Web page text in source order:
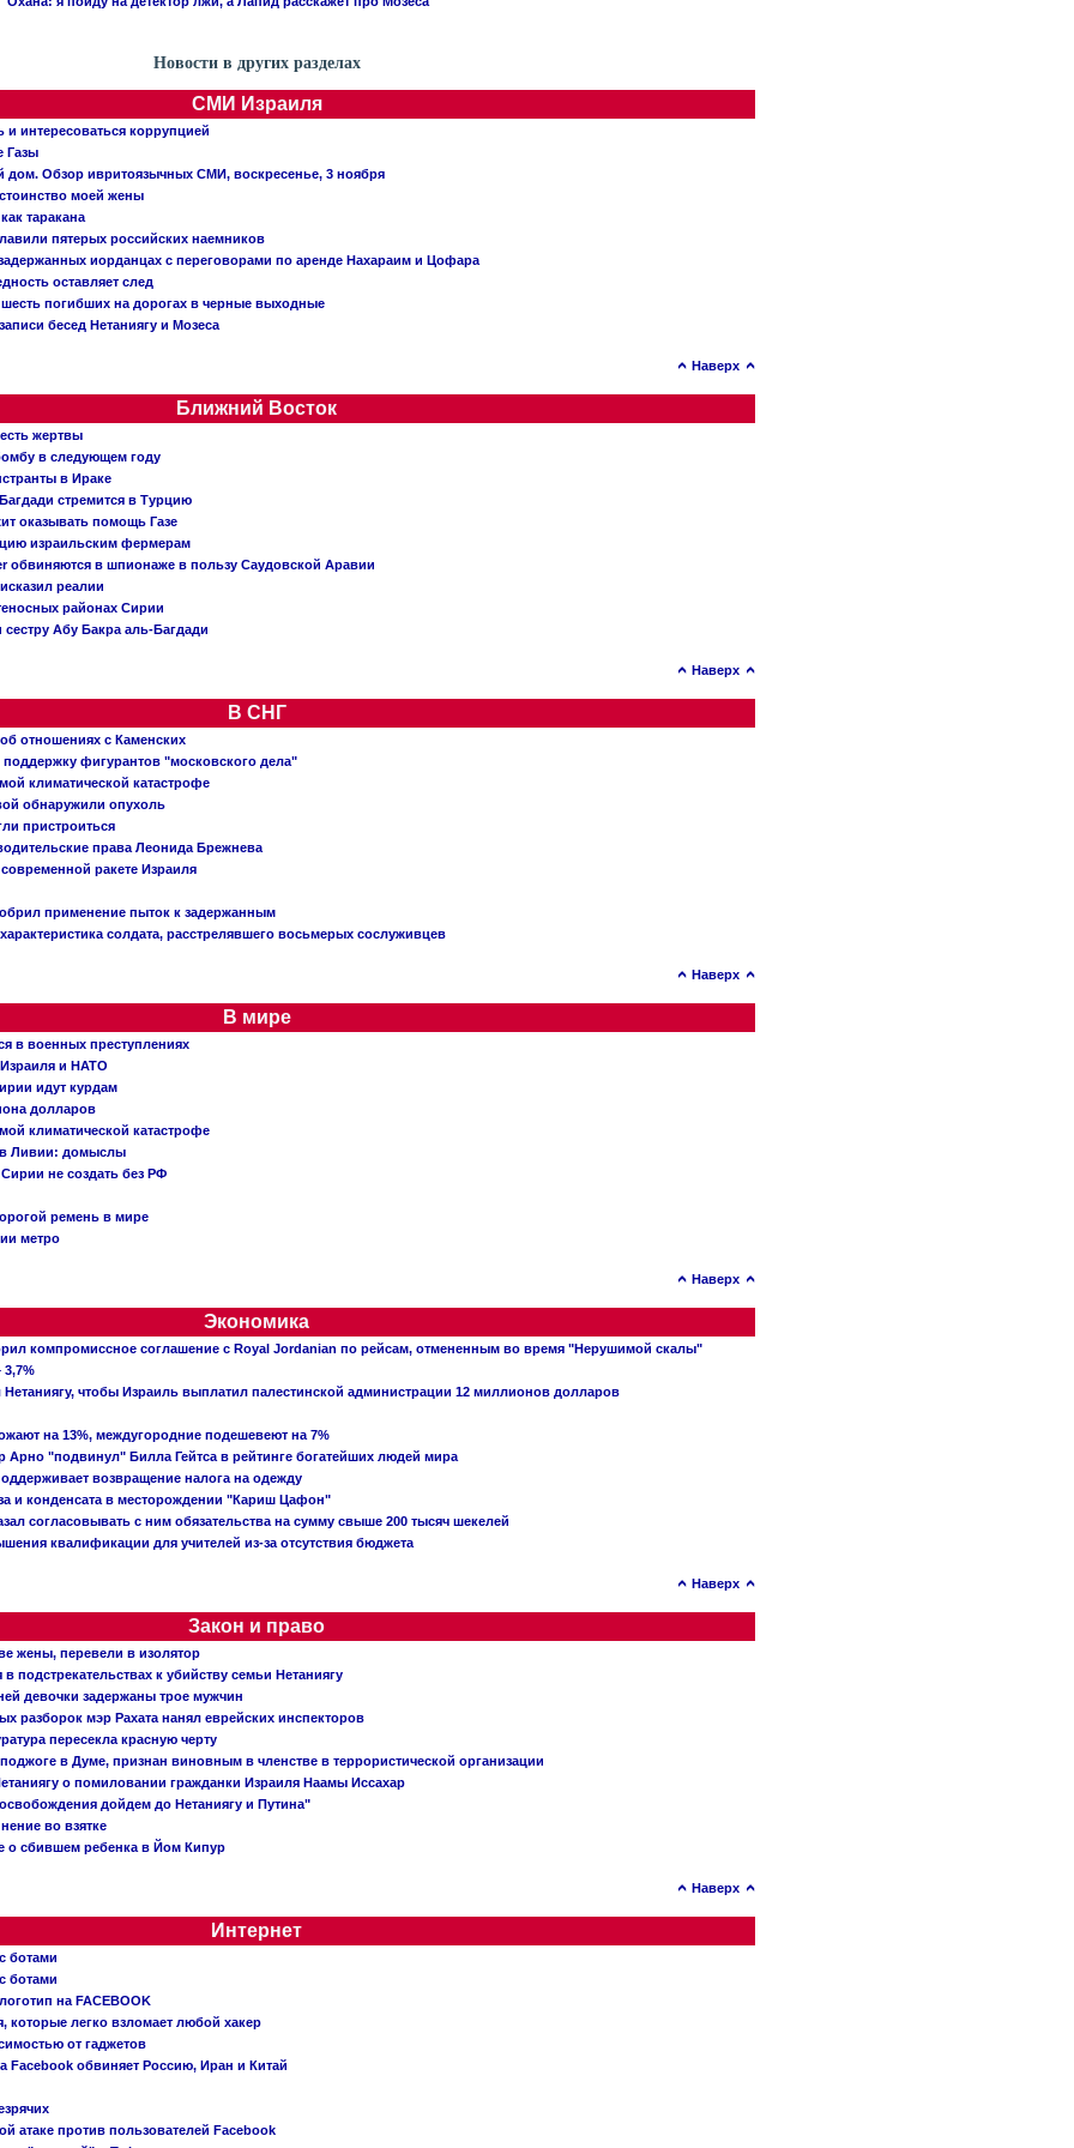
Новости в других разделах
СМИ Израиля
интересоваться коррупцией
Газы
дом. Обзор ивритоязычных СМИ, воскресенье, 3 ноября
моей жены
таракана
пятерых российских наемников
иорданцах с переговорами по аренде Нахараим и Цофара
оставляет след
погибших на дорогах в черные выходные
бесед Нетаниягу и Мозеса
Наверх
Ближний Восток
жертвы
в следующем году
в Ираке
стремится в Турцию
оказывать помощь Газе
израильским фермерам
обвиняются в шпионаже в пользу Саудовской Аравии
реалии
районах Сирии
Абу Бакра аль-Багдади
Наверх
В СНГ
отношениях с Каменских
фигурантов "московского дела"
климатической катастрофе
обнаружили опухоль
пристроиться
права Леонида Брежнева
ракете Израиля
применение пыток к задержанным
солдата, расстрелявшего восьмерых сослуживцев
Наверх
В мире
в военных преступлениях
и НАТО
идут курдам
долларов
климатической катастрофе
в Ливии: домыслы
не создать без РФ
ремень в мире
метро
Наверх
Экономика
компромиссное соглашение с Royal Jordanian по рейсам, отмененным во время "Нерушимой скалы"
3,7%
Нетаниягу, чтобы Израиль выплатил палестинской администрации 12 миллионов долларов
на 13%, междугородние подешевеют на 7%
Арно "подвинул" Билла Гейтса в рейтинге богатейших людей мира
возвращение налога на одежду
и конденсата в месторождении "Кариш Цафон"
согласовывать с ним обязательства на сумму свыше 200 тысяч шекелей
квалификации для учителей из-за отсутствия бюджета
Наверх
Закон и право
жены, перевели в изолятор
подстрекательствах к убийству семьи Нетаниягу
девочки задержаны трое мужчин
разборок мэр Рахата нанял еврейских инспекторов
пересекла красную черту
в Думе, признан виновным в членстве в террористической организации
о помиловании гражданки Израиля Наамы Иссахар
дойдем до Нетаниягу и Путина"
во взятке
сбившем ребенка в Йом Кипур
Наверх
Интернет
ботами
ботами
на FACEBOOK
которые легко взломает любой хакер
от гаджетов
Facebook обвиняет Россию, Иран и Китай
атаке против пользователей Facebook